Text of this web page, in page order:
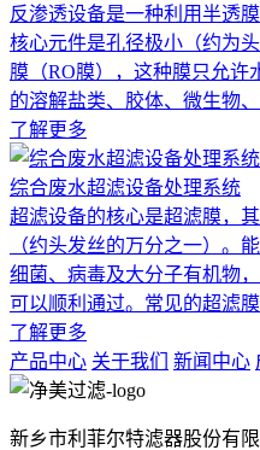
反渗透设备是一种利用半透
核心元件是孔径极小（约为
膜（RO膜），这种膜只允许
的溶解盐类、胶体、微生物
了解更多
综合废水超滤设备处理系统
超滤设备的核心是超滤膜，
（约头发丝的万分之一）。
细菌、病毒及大分子有机物
可以顺利通过。常见的超滤
了解更多
产品中心 关于我们 新闻中心
新乡市利菲尔特滤器股份有